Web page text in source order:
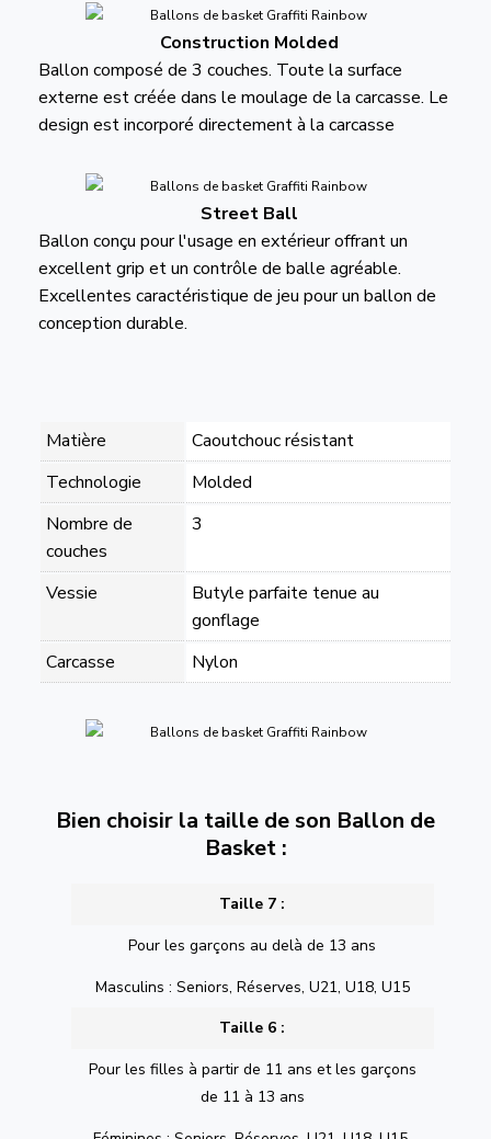
Construction Molded
Ballon composé de 3 couches. Toute la surface
externe est créée dans le moulage de la carcasse. Le
design est incorporé directement à la carcasse
Street Ball
Ballon conçu pour l'usage en extérieur offrant un
excellent grip et un contrôle de balle agréable.
Excellentes caractéristique de jeu pour un ballon de
conception durable.
Matière
Caoutchouc résistant
Technologie
Molded
Nombre de
couches
3
Vessie
Butyle parfaite tenue au
gonflage
Carcasse
Nylon
Bien choisir la taille de son Ballon de
Basket :
Taille 7 :
Pour les garçons au delà de 13 ans
Masculins : Seniors, Réserves, U21, U18, U15
Taille 6 :
Pour les filles à partir de 11 ans et les garçons
de 11 à 13 ans